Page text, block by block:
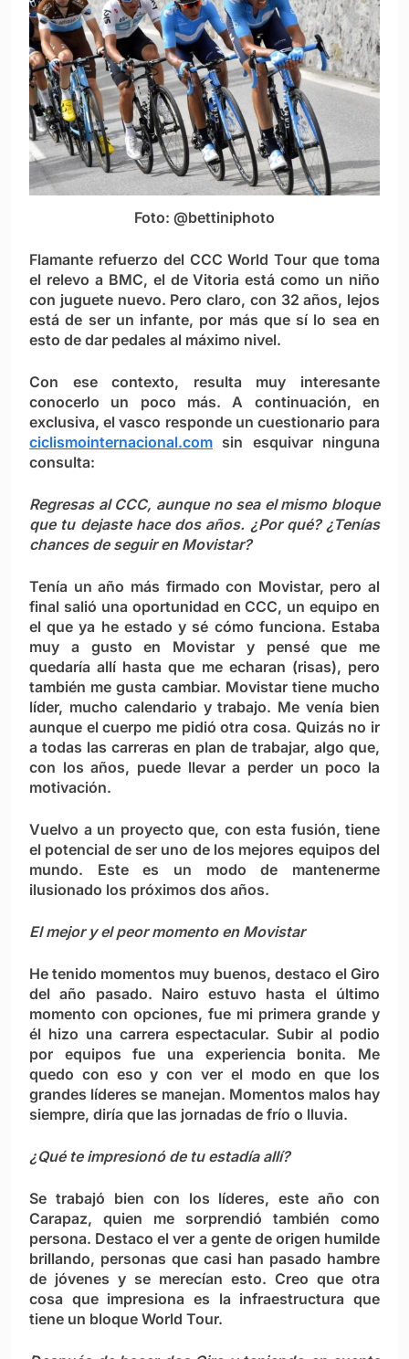
Foto: @bettiniphoto
Flamante refuerzo del CCC World Tour que toma
el relevo a BMC, el de Vitoria está como un niño
con juguete nuevo. Pero claro, con 32 años, lejos
está de ser un infante, por más que sí lo sea en
esto de dar pedales al máximo nivel.
Con ese contexto, resulta muy interesante
conocerlo un poco más. A continuación, en
exclusiva, el vasco responde un cuestionario para
ciclismointernacional.com sin esquivar ninguna
consulta:
Regresas al CCC, aunque no sea el mismo bloque
que tu dejaste hace dos años. ¿Por qué? ¿Tenías
chances de seguir en Movistar?
Tenía un año más firmado con Movistar, pero al
final salió una oportunidad en CCC, un equipo en
el que ya he estado y sé cómo funciona. Estaba
muy a gusto en Movistar y pensé que me
quedaría allí hasta que me echaran (risas), pero
también me gusta cambiar. Movistar tiene mucho
líder, mucho calendario y trabajo. Me venía bien
aunque el cuerpo me pidió otra cosa. Quizás no ir
a todas las carreras en plan de trabajar, algo que,
con los años, puede llevar a perder un poco la
motivación.
Vuelvo a un proyecto que, con esta fusión, tiene
el potencial de ser uno de los mejores equipos del
mundo. Este es un modo de mantenerme
ilusionado los próximos dos años.
El mejor y el peor momento en Movistar
He tenido momentos muy buenos, destaco el Giro
del año pasado. Nairo estuvo hasta el último
momento con opciones, fue mi primera grande y
él hizo una carrera espectacular. Subir al podio
por equipos fue una experiencia bonita. Me
quedo con eso y con ver el modo en que los
grandes líderes se manejan. Momentos malos hay
siempre, diría que las jornadas de frío o lluvia.
¿Qué te impresionó de tu estadía allí?
Se trabajó bien con los líderes, este año con
Carapaz, quien me sorprendió también como
persona. Destaco el ver a gente de origen humilde
brillando, personas que casi han pasado hambre
de jóvenes y se merecían esto. Creo que otra
cosa que impresiona es la infraestructura que
tiene un bloque World Tour.